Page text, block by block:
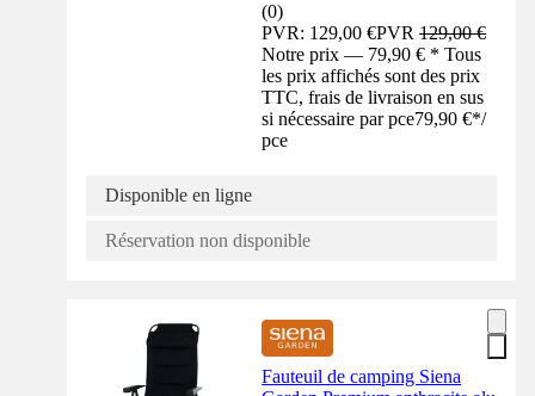
(0)
PVR: 129,00 €PVR129,00 €
Notre prix — 79,90 € * Tous
les prix affichés sont des prix
TTC, frais de livraison en sus
si nécessaire par pce79,90 €*/
pce
Disponible en ligne
Réservation non disponible
Fauteuil de camping Siena